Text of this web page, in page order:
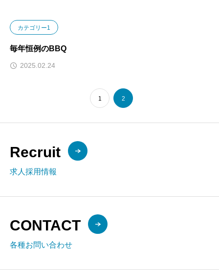
カテゴリー1
毎年恒例のBBQ
2025.02.24
1 2
Recruit
求人採用情報
CONTACT
各種お問い合わせ